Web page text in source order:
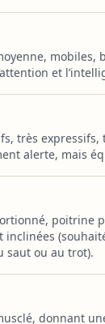
mobiles,
et
très expressifs,
alerte, mais
poitrine
inclinées
saut ou au trot).
donnant